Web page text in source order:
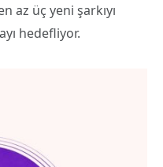
az üç yeni şarkıyı
hedefliyor.